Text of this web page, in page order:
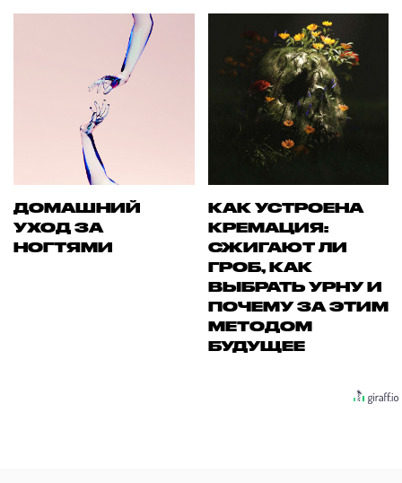
ДОМАШНИЙ
УХОД ЗА
НОГТЯМИ
КАК УСТРОЕНА
КРЕМАЦИЯ:
СЖИГАЮТ ЛИ
ГРОБ, КАК
ВЫБРАТЬ УРНУ И
ПОЧЕМУ ЗА ЭТИМ
МЕТОДОМ
БУДУЩЕЕ